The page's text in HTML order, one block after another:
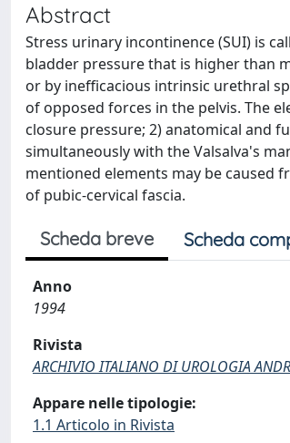
Abstract
Stress urinary incontinence (SUI) is
bladder pressure that is higher than
or by inefficacious intrinsic urethral
of opposed forces in the pelvis. The
closure pressure; 2) anatomical and
simultaneously with the Valsalva's
mentioned elements may be caused
of pubic-cervical fascia.
Scheda breve Scheda
Anno
1994
Rivista
ARCHIVIO ITALIANO DI UROLOGIA
Appare nelle tipologie:
1.1 Articolo in Rivista